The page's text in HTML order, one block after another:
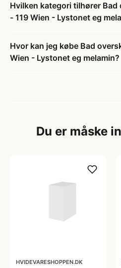
Hvilken kategori tilhører
- 119 Wien - Lystonet eg
Hvor kan jeg købe Bad
Wien - Lystonet eg melamin?
Du er måske
HVIDEVARESHOPPEN.DK